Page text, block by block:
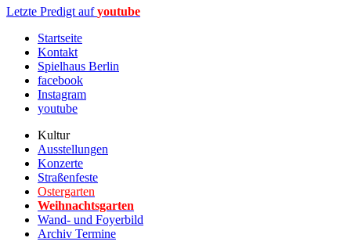
Letzte Predigt auf youtube
Startseite
Kontakt
Spielhaus Berlin
facebook
Instagram
youtube
Kultur
Ausstellungen
Konzerte
Straßenfeste
Ostergarten
Weihnachtsgarten
Wand- und Foyerbild
Archiv Termine